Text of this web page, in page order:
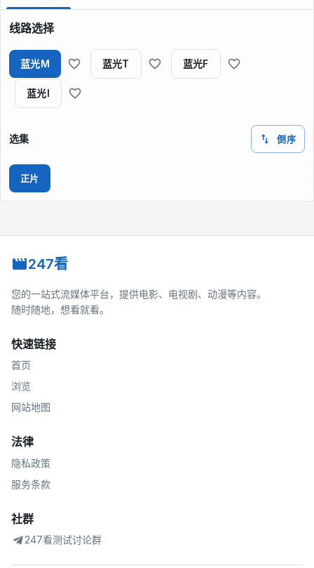
线路选择
蓝光M 蓝光T 蓝光F
蓝光I
选集 倒序
正片
247看
您的一站式流媒体平台，提供电影、电视剧、动漫等内容。
随时随地，想看就看。
快速链接
首页
浏览
网站地图
法律
隐私政策
服务条款
社群
247看测试讨论群